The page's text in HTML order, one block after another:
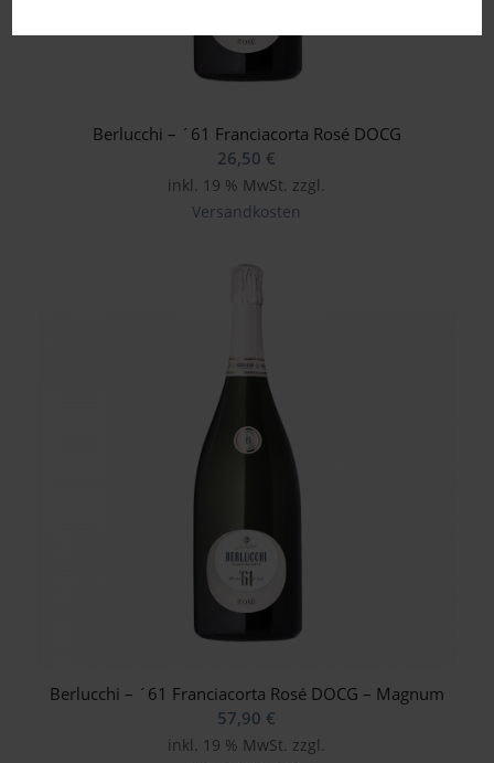
Berlucchi – ´61 Franciacorta Rosé DOCG
26,50 €
inkl. 19 % MwSt. zzgl.
Versandkosten
Berlucchi – ´61 Franciacorta Rosé DOCG – Magnum
57,90 €
inkl. 19 % MwSt. zzgl.